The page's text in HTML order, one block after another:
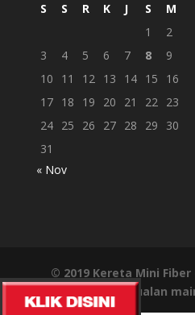
S S R K J S
M
1
2
3
4 5 6 7 8
9
10
11 12 13 14 15
16
17 18 19 20 21 22 23
24 25 26 27 28 29
30
31
« Nov
© 2019 Kereta Mini Fiber
penjualan